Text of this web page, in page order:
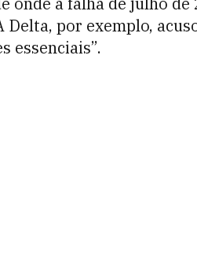
por exemplo,
essenciais”.